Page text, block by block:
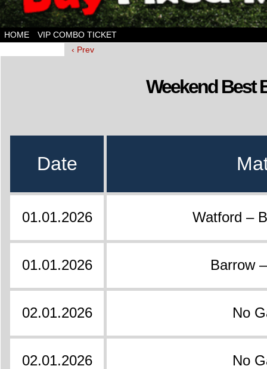
HOME
VIP COMBO TICKET
‹ Prev
Weekend Best
Date
01.01.2026 Watford –
01.01.2026 Barrow
02.01.2026 No
02.01.2026 No